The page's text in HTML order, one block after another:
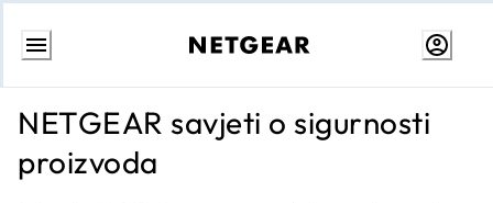
Skip
content
NETGEAR savjeti o sigurnosti
proizvoda